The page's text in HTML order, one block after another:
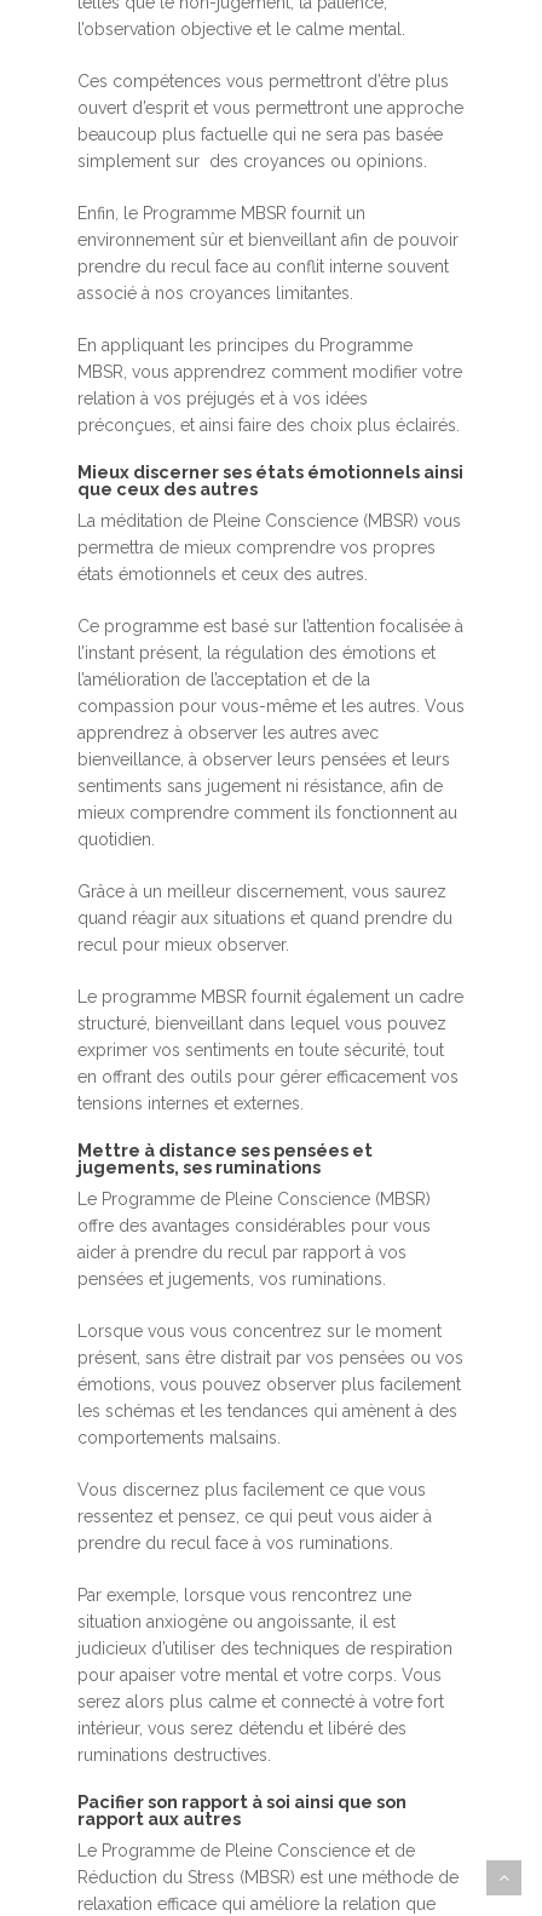
l’observation objective et le calme mental.
Ces compétences vous permettront d’être plus
ouvert d’esprit et vous permettront une approche
beaucoup plus factuelle qui ne sera pas basée
simplement sur des croyances ou opinions.
Enfin, le Programme MBSR fournit un
environnement sûr et bienveillant afin de pouvoir
prendre du recul face au conflit interne souvent
associé à nos croyances limitantes.
En appliquant les principes du Programme
MBSR, vous apprendrez comment modifier votre
relation à vos préjugés et à vos idées
préconçues, et ainsi faire des choix plus éclairés.
Mieux discerner ses états émotionnels ainsi
que ceux des autres
La méditation de Pleine Conscience (MBSR) vous
permettra de mieux comprendre vos propres
états émotionnels et ceux des autres.
Ce programme est basé sur l’attention focalisée à
l’instant présent, la régulation des émotions et
l’amélioration de l’acceptation et de la
compassion pour vous-même et les autres. Vous
apprendrez à observer les autres avec
bienveillance, à observer leurs pensées et leurs
sentiments sans jugement ni résistance, afin de
mieux comprendre comment ils fonctionnent au
quotidien.
Grâce à un meilleur discernement, vous saurez
quand réagir aux situations et quand prendre du
recul pour mieux observer.
Le programme MBSR fournit également un cadre
structuré, bienveillant dans lequel vous pouvez
exprimer vos sentiments en toute sécurité, tout
en offrant des outils pour gérer efficacement vos
tensions internes et externes.
Mettre à distance ses pensées et
jugements, ses ruminations
Le Programme de Pleine Conscience (MBSR)
offre des avantages considérables pour vous
aider à prendre du recul par rapport à vos
pensées et jugements, vos ruminations.
Lorsque vous vous concentrez sur le moment
présent, sans être distrait par vos pensées ou vos
émotions, vous pouvez observer plus facilement
les schémas et les tendances qui amènent à des
comportements malsains.
Vous discernez plus facilement ce que vous
ressentez et pensez, ce qui peut vous aider à
prendre du recul face à vos ruminations.
Par exemple, lorsque vous rencontrez une
situation anxiogène ou angoissante, il est
judicieux d’utiliser des techniques de respiration
pour apaiser votre mental et votre corps. Vous
serez alors plus calme et connecté à votre fort
intérieur, vous serez détendu et libéré des
ruminations destructives.
Pacifier son rapport à soi ainsi que son
rapport aux autres
Le Programme de Pleine Conscience et de
Réduction du Stress (MBSR) est une méthode de
relaxation efficace qui améliore la relation que